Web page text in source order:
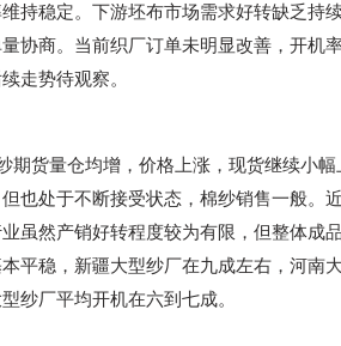
持稳定。下游坯布市场需求好转缺乏持
协商。当前织厂订单未明显改善，开机
走势待观察。
货量仓均增，价格上涨，现货继续小幅
也处于不断接受状态，棉纱销售一般。
虽然产销好转程度较为有限，但整体成
平稳，新疆大型纱厂在九成左右，河南
纱厂平均开机在六到七成。